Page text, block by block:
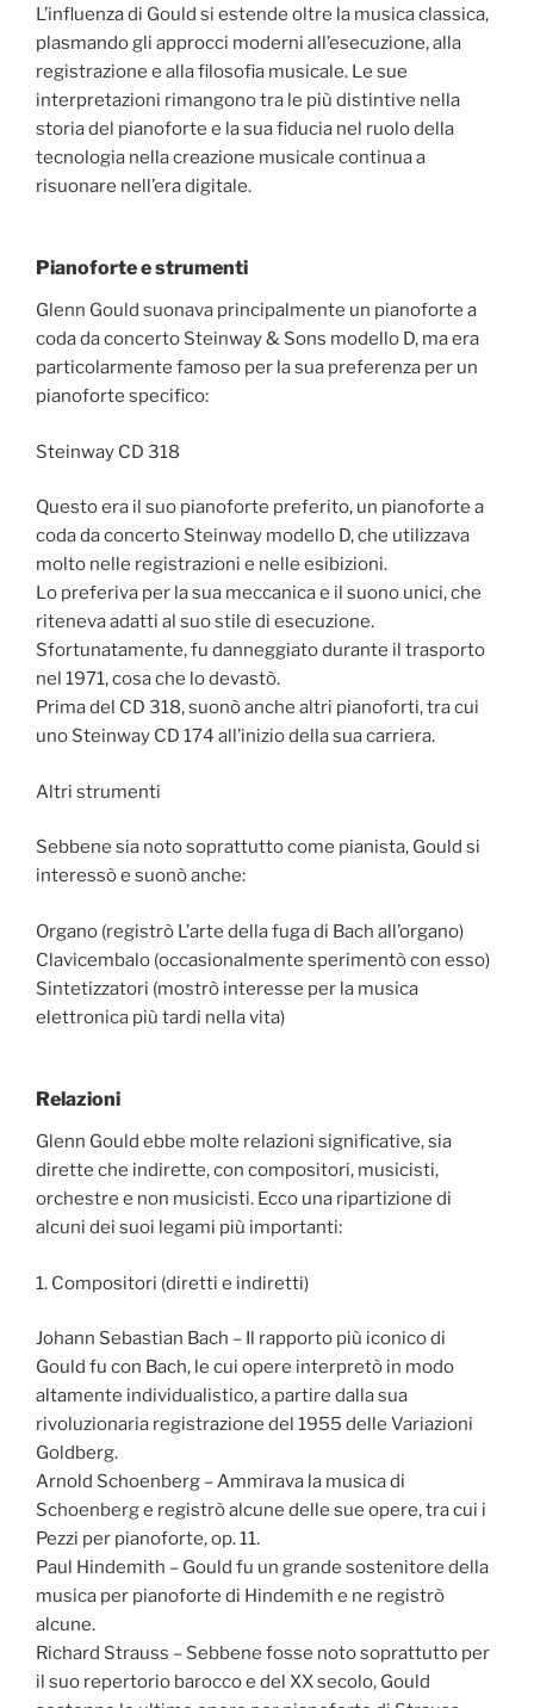
L’influenza di Gould si estende oltre la musica classica,
plasmando gli approcci moderni all’esecuzione, alla
registrazione e alla filosofia musicale. Le sue
interpretazioni rimangono tra le più distintive nella
storia del pianoforte e la sua fiducia nel ruolo della
tecnologia nella creazione musicale continua a
risuonare nell’era digitale.
Pianoforte e strumenti
Glenn Gould suonava principalmente un pianoforte a
coda da concerto Steinway & Sons modello D, ma era
particolarmente famoso per la sua preferenza per un
pianoforte specifico:
Steinway CD 318
Questo era il suo pianoforte preferito, un pianoforte a
coda da concerto Steinway modello D, che utilizzava
molto nelle registrazioni e nelle esibizioni.
Lo preferiva per la sua meccanica e il suono unici, che
riteneva adatti al suo stile di esecuzione.
Sfortunatamente, fu danneggiato durante il trasporto
nel 1971, cosa che lo devastò.
Prima del CD 318, suonò anche altri pianoforti, tra cui
uno Steinway CD 174 all’inizio della sua carriera.
Altri strumenti
Sebbene sia noto soprattutto come pianista, Gould si
interessò e suonò anche:
Organo (registrò L’arte della fuga di Bach all’organo)
Clavicembalo (occasionalmente sperimentò con esso)
Sintetizzatori (mostrò interesse per la musica
elettronica più tardi nella vita)
Relazioni
Glenn Gould ebbe molte relazioni significative, sia
dirette che indirette, con compositori, musicisti,
orchestre e non musicisti. Ecco una ripartizione di
alcuni dei suoi legami più importanti:
1. Compositori (diretti e indiretti)
Johann Sebastian Bach – Il rapporto più iconico di
Gould fu con Bach, le cui opere interpretò in modo
altamente individualistico, a partire dalla sua
rivoluzionaria registrazione del 1955 delle Variazioni
Goldberg.
Arnold Schoenberg – Ammirava la musica di
Schoenberg e registrò alcune delle sue opere, tra cui i
Pezzi per pianoforte, op. 11.
Paul Hindemith – Gould fu un grande sostenitore della
musica per pianoforte di Hindemith e ne registrò
alcune.
Richard Strauss – Sebbene fosse noto soprattutto per
il suo repertorio barocco e del XX secolo, Gould